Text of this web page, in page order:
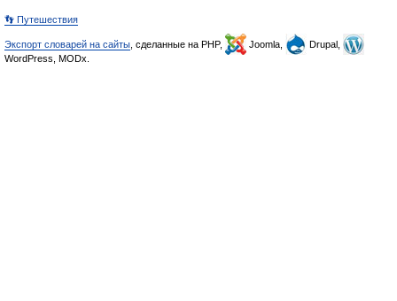
👣 Путешествия
Экспорт словарей на сайты , сделанные на PHP, Joomla,
Drupal,
WordPress, MODx.